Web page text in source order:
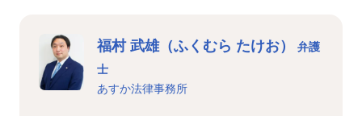
福村 武雄（ふくむら たけお）
弁護
士
あすか法律事務所